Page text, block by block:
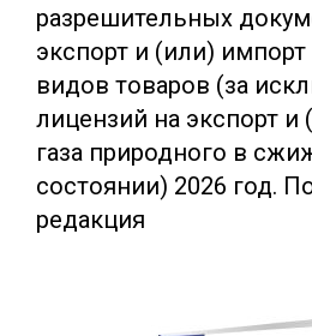
разрешительных
экспорт и (или)
видов товаров (за
лицензий на экспорт и
газа природного в
состоянии) 2026 год.
редакция